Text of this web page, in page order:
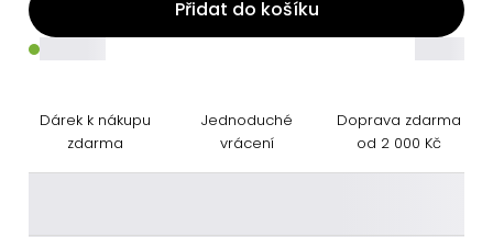
Přidat do košíku
Dárek k nákupu
zdarma
Jednoduché
vrácení
Doprava zdarma
od 2 000 Kč